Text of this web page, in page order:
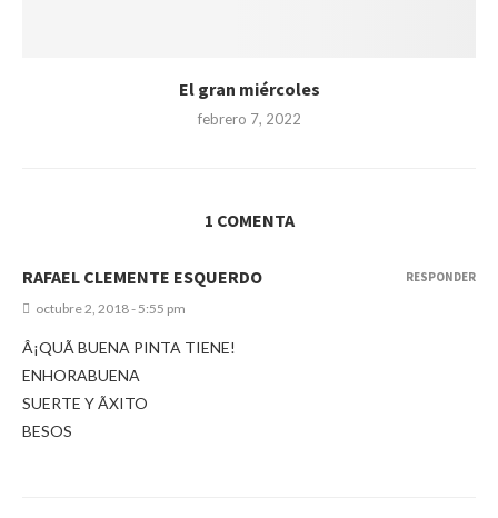
El gran miércoles
febrero 7, 2022
1 COMENTA
RAFAEL CLEMENTE ESQUERDO
octubre 2, 2018 - 5:55 pm
Â¡QUÃ BUENA PINTA TIENE!
ENHORABUENA
SUERTE Y ÃXITO
BESOS
RESPONDER